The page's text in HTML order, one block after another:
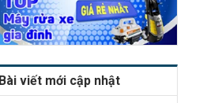
Bài viết mới cập nhật